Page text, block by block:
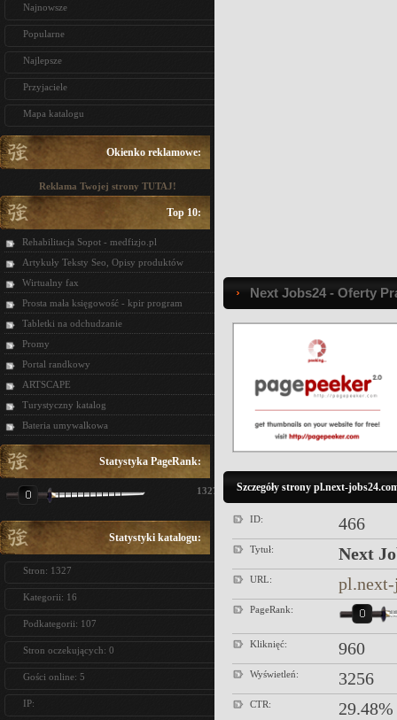
Najnowsze
Popularne
Najlepsze
Przyjaciele
Mapa katalogu
Okienko reklamowe:
Reklama Twojej strony TUTAJ!
Top 10:
Rehabilitacja Sopot - medfizjo.pl
Artykuły Teksty Seo, Opisy produktów
Wirtualny fax
Prosta mała księgowość - kpir program
Tabletki na odchudzanie
Promy
Portal randkowy
ARTSCAPE
Turystyczny katalog
Bateria umywalkowa
Statystyka PageRank:
1327
Statystyki katalogu:
Stron: 1327
Kategorii: 16
Podkategorii: 107
Stron oczekujących: 0
Gości online: 5
IP:
Next Jobs24 - Oferty
Szczegóły strony pl.next-
ID: 466
Tytuł: Next
URL:
PageRank:
Kliknięć: 960
Wyświetleń: 3256
CTR: 29.48%